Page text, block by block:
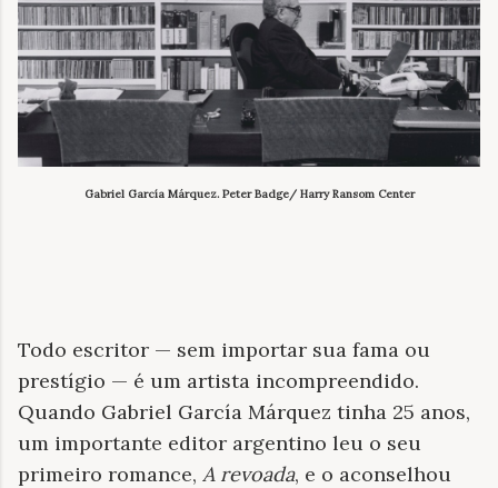
Gabriel García Márquez. Peter Badge/ Harry Ransom Center
Todo escritor — sem importar sua fama ou
prestígio — é um artista incompreendido.
Quando Gabriel García Márquez tinha 25 anos,
um importante editor argentino leu o seu
primeiro romance, A revoada, e o aconselhou